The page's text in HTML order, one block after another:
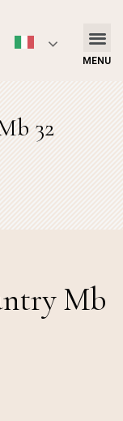
MENU
32
Mb